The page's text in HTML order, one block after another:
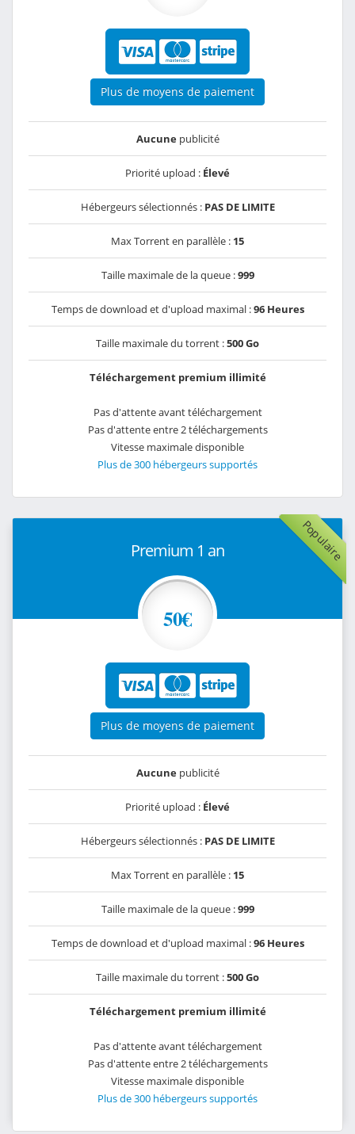
Plus de moyens de paiement
Aucunepublicité
Priorité upload : Élevé
Hébergeurs sélectionnés : PAS DE LIMITE
Max Torrent en parallèle : 15
Taille maximale de la queue :999
Temps de download et d'upload maximal :96 Heures
Taille maximale du torrent :500 Go
Téléchargement premium illimité
Pas d'attente avant téléchargement
Pas d'attente entre 2 téléchargements
Vitesse maximale disponible
Plus de 300 hébergeurs supportés
Populaire
Premium 1 an
50€
Plus de moyens de paiement
Aucunepublicité
Priorité upload : Élevé
Hébergeurs sélectionnés : PAS DE LIMITE
Max Torrent en parallèle : 15
Taille maximale de la queue :999
Temps de download et d'upload maximal :96 Heures
Taille maximale du torrent :500 Go
Téléchargement premium illimité
Pas d'attente avant téléchargement
Pas d'attente entre 2 téléchargements
Vitesse maximale disponible
Plus de 300 hébergeurs supportés